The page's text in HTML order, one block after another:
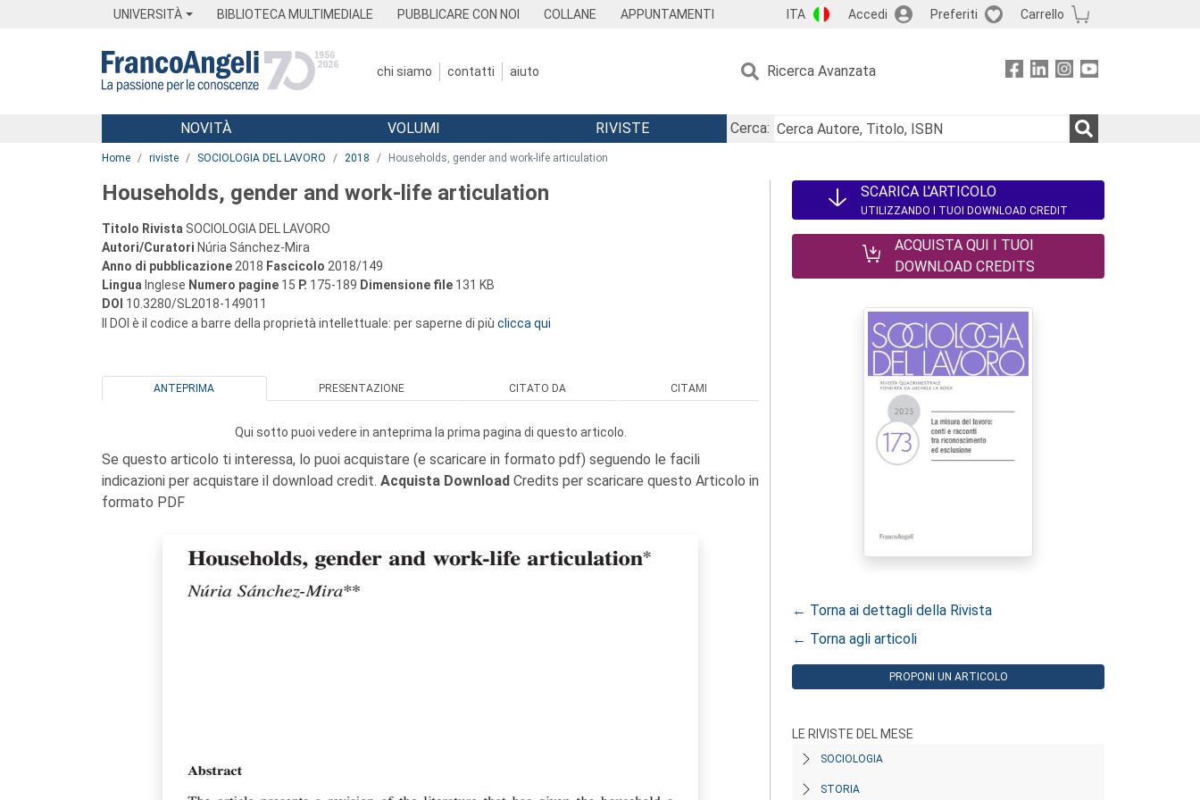
UNIVERSITÀ BIBLIOTECA MULTIMEDIALE PUBBLICARE CON NOI COLLANE APPUNTAMENTI ITA Accedi Preferiti Carrello
chi siamo contatti aiuto Ricerca Avanzata
Menu
NOVITÀ VOLUMI RIVISTE
Cerca:
Home riviste SOCIOLOGIA DEL LAVORO 2018 Households, gender and work-life articulation
Households, gender and work-life articulation
Titolo Rivista SOCIOLOGIA DEL LAVORO
Autori/Curatori Núria Sánchez-Mira
Anno di pubblicazione 2018 Fascicolo 2018/149
Lingua Inglese Numero pagine 15 P. 175-189 Dimensione file 131 KB
DOI 10.3280/SL2018-149011
Il DOI è il codice a barre della proprietà intellettuale: per saperne di più clicca qui
ANTEPRIMA PRESENTAZIONE CITATO DA CITAMI
Qui sotto puoi vedere in anteprima la prima pagina di questo articolo.
Se questo articolo ti interessa, lo puoi acquistare (e scaricare in formato pdf) seguendo le facili
indicazioni per acquistare il download credit. Acquista Download Credits per scaricare questo Articolo in
formato PDF
SCARICA L'ARTICOLO
UTILIZZANDO I TUOI DOWNLOAD CREDIT
ACQUISTA QUI I TUOI
DOWNLOAD CREDITS
← Torna ai dettagli della Rivista
← Torna agli articoli
PROPONI UN ARTICOLO
LE RIVISTE DEL MESE
SOCIOLOGIA
STORIA